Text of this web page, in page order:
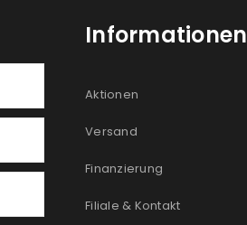
Informationen
Aktionen
Versand
Finanzierung
Filiale & Kontakt